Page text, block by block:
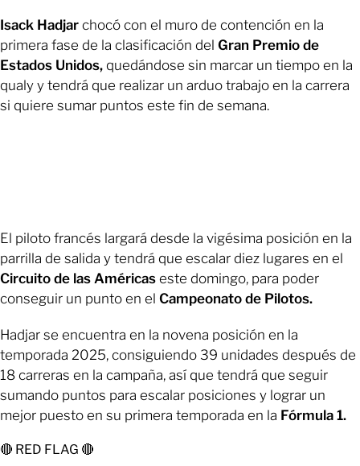
Isack Hadjar chocó con el muro de contención en la
primera fase de la clasificación del Gran Premio de
Estados Unidos, quedándose sin marcar un tiempo en la
qualy y tendrá que realizar un arduo trabajo en la carrera
si quiere sumar puntos este fin de semana.
El piloto francés largará desde la vigésima posición en la
parrilla de salida y tendrá que escalar diez lugares en el
Circuito de las Américas este domingo, para poder
conseguir un punto en el Campeonato de Pilotos.
Hadjar se encuentra en la novena posición en la
temporada 2025, consiguiendo 39 unidades después de
18 carreras en la campaña, así que tendrá que seguir
sumando puntos para escalar posiciones y lograr un
mejor puesto en su primera temporada en la Fórmula 1.
🔴 RED FLAG 🔴